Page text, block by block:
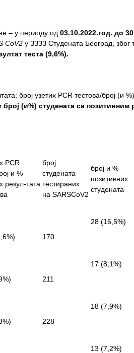
– у периоду од 03.10.2022.год. до 30
CoV2 у ЗЗЗЗ Студената Београд, због
теста (9,6%).
број узетих PCR тестова/број (и
број (и%) студената са позитивним
PCR
и %
резул-тата
број
студената
тестираних
на SARSCoV2
број и %
позитивних
студената
170
28 (16,5%)
211
17 (8,1%)
228
18 (7,9%)
13 (7,2%)